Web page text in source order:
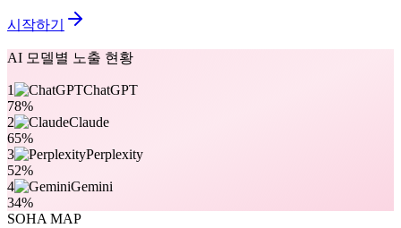
시작하기
AI 모델별 노출 현황
1
ChatGPT
78%
2
Claude
65%
3
Perplexity
52%
4
Gemini
34%
SOHA MAP